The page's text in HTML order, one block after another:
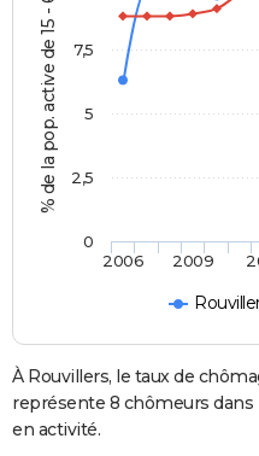
% de la pop. active de 15 - 64 ans
2006 2009
0
2,5
5
7,5
À Rouvillers, le taux de
représente 8 chômeurs
en activité.